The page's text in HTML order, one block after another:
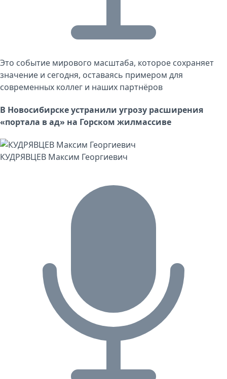
Это событие мирового масштаба, которое сохраняет
значение и сегодня, оставаясь примером для
современных коллег и наших партнёров
В Новосибирске устранили угрозу расширения
«портала в ад» на Горском жилмассиве
КУДРЯВЦЕВ Максим Георгиевич